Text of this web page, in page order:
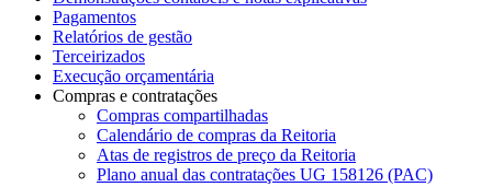
Pagamentos
Relatórios de gestão
Terceirizados
Execução orçamentária
Compras e contratações
Compras compartilhadas
Calendário de compras da Reitoria
Atas de registros de preço da Reitoria
Plano anual das contratações UG 158126 (PAC)